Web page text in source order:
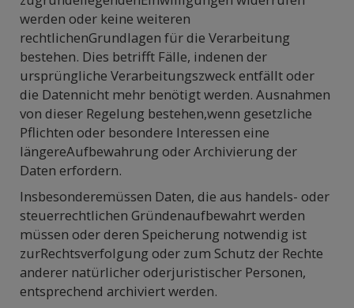
werden oder keine weiteren
rechtlichenGrundlagen für die Verarbeitung
bestehen. Dies betrifft Fälle, indenen der
ursprüngliche Verarbeitungszweck entfällt oder
die Datennicht mehr benötigt werden. Ausnahmen
von dieser Regelung bestehen,wenn gesetzliche
Pflichten oder besondere Interessen eine
längereAufbewahrung oder Archivierung der
Daten erfordern.
Insbesonderemüssen Daten, die aus handels- oder
steuerrechtlichen Gründenaufbewahrt werden
müssen oder deren Speicherung notwendig ist
zurRechtsverfolgung oder zum Schutz der Rechte
anderer natürlicher oderjuristischer Personen,
entsprechend archiviert werden.